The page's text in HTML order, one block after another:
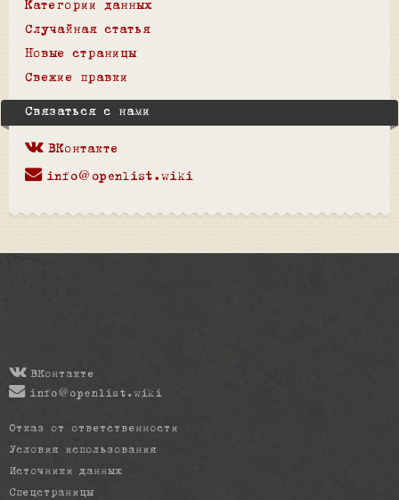
Категории данных
Случайная статья
Новые страницы
Свежие правки
Связаться с нами
ВКонтакте
info@openlist.wiki
ВКонтакте
info@openlist.wiki
Отказ от ответственности
Условия использования
Источники данных
Спецстраницы